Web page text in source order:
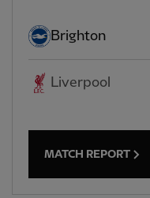
Brighton
Liverpool
MATCH REPORT